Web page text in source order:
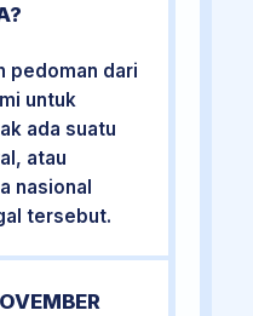
pedoman dari
untuk
ada suatu
atau
nasional
tersebut.